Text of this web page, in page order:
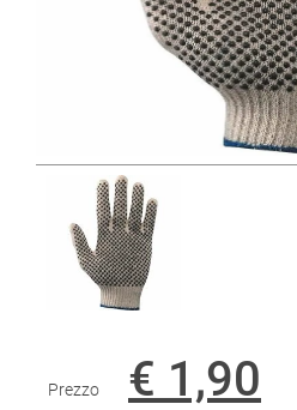
Prezzo € 1,90